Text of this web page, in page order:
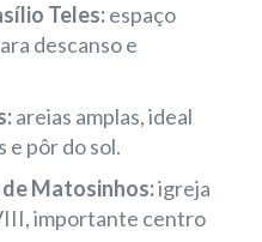
Teles:espaço
descanso e
areias amplas, ideal
e pôr do sol.
de Matosinhos:igreja
importante centro